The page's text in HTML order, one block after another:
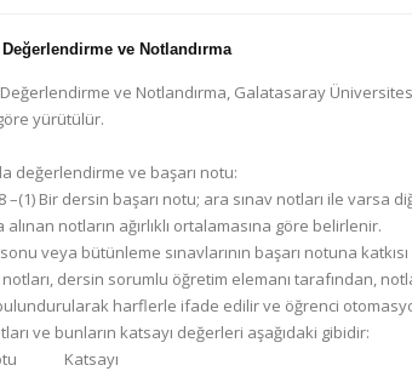
Değerlendirme ve Notlandırma
Değerlendirme ve Notlandırma, Galatasaray
yürütülür.
değerlendirme ve başarı notu:
–(1) Bir dersin başarı notu; ara sınav notları ile varsa
alınan notların ağırlıklı ortalamasına göre belirlenir.
sonu veya bütünleme sınavlarının başarı notuna
notları, dersin sorumlu öğretim elemanı tarafından,
harflerle ifade edilir ve öğrenci
ve bunların katsayı değerleri aşağıdaki gibidir:
Katsayı